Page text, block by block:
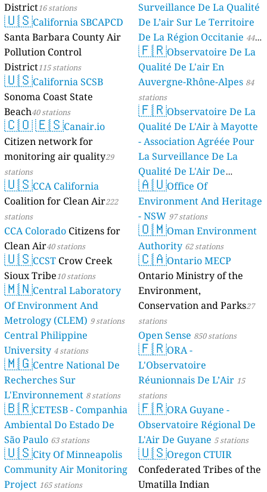
District16 stations
🇺🇸California SBCAPCD
Santa Barbara County Air
Pollution Control
District115 stations
🇺🇸California SCSB
Sonoma Coast State
Beach40 stations
🇨🇴🇪🇸Canair.io
Citizen network for
monitoring air quality29
stations
🇺🇸CCA California
Coalition for Clean Air222
stations
CCA Colorado Citizens for
Clean Air40 stations
🇺🇸CCST Crow Creek
Sioux Tribe10 stations
🇲🇳Central Laboratory
Of Environment And
Metrology (CLEM) 9 stations
Central Philippine
University 4 stations
🇲🇬Centre National De
Recherches Sur
L'Environnement 8 stations
🇧🇷CETESB - Companhia
Ambiental Do Estado De
São Paulo 63 stations
🇺🇸City Of Minneapolis
Community Air Monitoring
Project 165 stations
Surveillance De La Qualité
De L’air Sur Le Territoire
De La Région Occitanie 44
stations
🇫🇷Observatoire De La
Qualité De L'air En
Auvergne-Rhône-Alpes 84
stations
🇫🇷Observatoire De La
Qualité De L'Air à Mayotte
- Association Agréée Pour
La Surveillance De La
Qualité De L'Air De
Mayotte 4 stations
🇦🇺Office Of
Environment And Heritage
- NSW 97 stations
🇴🇲Oman Environment
Authority 62 stations
🇨🇦Ontario MECP
Ontario Ministry of the
Environment,
Conservation and Parks27
stations
Open Sense 850 stations
🇫🇷ORA -
L'Observatoire
Réunionnais De L’Air 15
stations
🇫🇷ORA Guyane -
Observatoire Régional De
L'Air De Guyane 5 stations
🇺🇸Oregon CTUIR
Confederated Tribes of the
Umatilla Indian